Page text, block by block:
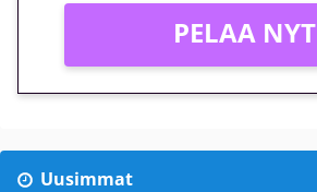
PELAA NYT
Uusimmat